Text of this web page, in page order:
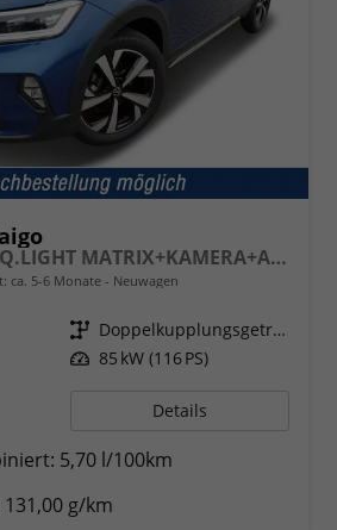
R-Line Limited IQ.LIGHT MATRIX+KAMERA+ACC
ca. 5-6 Monate Neuwagen
Getriebe
Doppelkupplungsgetriebe (DSG)
Leistung 85 kW (116 PS)
Details
5,70 l/100km
131,00 g/km